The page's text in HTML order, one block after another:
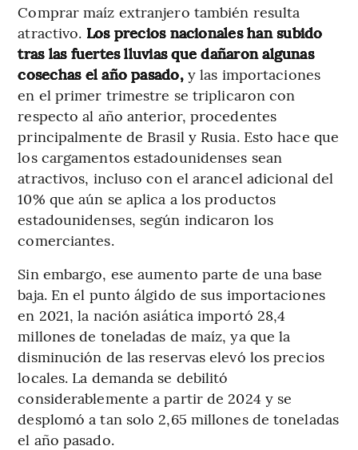
Comprar maíz extranjero también resulta
atractivo. Los precios nacionales han subido
tras las fuertes lluvias que dañaron algunas
cosechas el año pasado,y las importaciones
en el primer trimestre se triplicaron con
respecto al año anterior, procedentes
principalmente de Brasil y Rusia. Esto hace que
los cargamentos estadounidenses sean
atractivos, incluso con el arancel adicional del
10% que aún se aplica a los productos
estadounidenses, según indicaron los
comerciantes.
Sin embargo, ese aumento parte de una base
baja. En el punto álgido de sus importaciones
en 2021, la nación asiática importó 28,4
millones de toneladas de maíz, ya que la
disminución de las reservas elevó los precios
locales. La demanda se debilitó
considerablemente a partir de 2024 y se
desplomó a tan solo 2,65 millones de toneladas
el año pasado.